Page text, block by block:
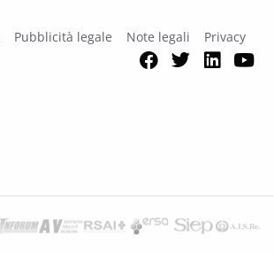
Pubblicità legale Note legali Privacy
Facebook
Twitter